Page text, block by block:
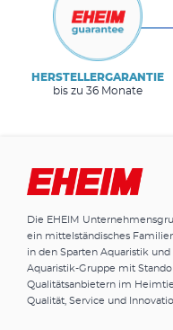
HERSTELLERGARANTIE
bis zu 36 Monate
Die EHEIM
ein mittelständisches
in den Sparten Aquaristik
Aquaristik-Gruppe mit
Qualitätsanbietern im
Qualität, Service und